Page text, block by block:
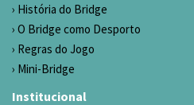
História do Bridge
O Bridge como Desporto
Regras do Jogo
Mini-Bridge
Institucional